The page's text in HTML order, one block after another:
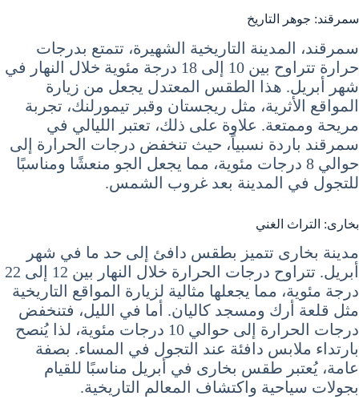
سمرقند: جوهر التاريخ
سمرقند، المدينة التاريخية الشهيرة، تتمتع بدرجات
حرارة تتراوح بين 10 إلى 18 درجة مئوية خلال النهار في
شهر أبريل. هذا الطقس المعتدل يجعل من زيارة
المواقع الأثرية، مثل ريجستان وقبر تيمورلنك، تجربة
مريحة وممتعة. علاوة على ذلك، تعتبر الليالي في
سمرقند باردة نسبياً، حيث تنخفض درجات الحرارة إلى
حوالي 8 درجات مئوية، مما يجعل الجو منعشًا ومناسبًا
للتجول في المدينة بعد غروب الشمس.
بخارى: التراث الغني
مدينة بخارى تتميز بطقس دافئ إلى حد ما في شهر
أبريل. تتراوح درجات الحرارة خلال النهار بين 12 إلى 22
درجة مئوية، مما يجعلها مثالية لزيارة المواقع التاريخية
مثل قلعة أرك ومسجد كاليان. أما في الليل، فتنخفض
درجات الحرارة إلى حوالي 10 درجات مئوية، لذا يُنصح
بارتداء ملابس دافئة عند التجول في المساء. بصفة
عامة، يُعتبر طقس بخارى في أبريل مناسبًا للقيام
بجولات سياحية واكتشاف المعالم التاريخية.